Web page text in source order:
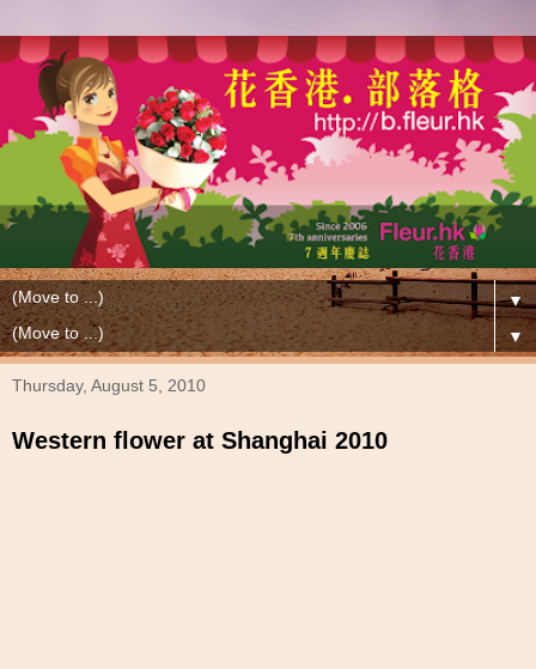
▼
▼
Thursday, August 5, 2010
Western flower at Shanghai 2010